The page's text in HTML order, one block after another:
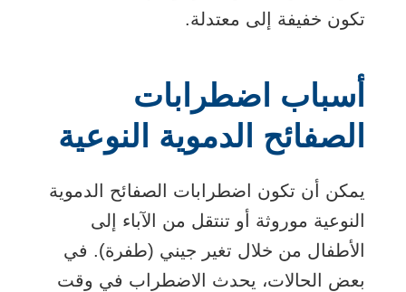
تكون خفيفة إلى معتدلة.
أسباب اضطرابات
الصفائح الدموية النوعية
يمكن أن تكون اضطرابات الصفائح الدموية
النوعية موروثة أو تنتقل من الآباء إلى
الأطفال من خلال تغير جيني (طفرة). في
بعض الحالات، يحدث الاضطراب في وقت